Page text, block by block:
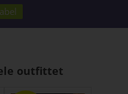
outfittet